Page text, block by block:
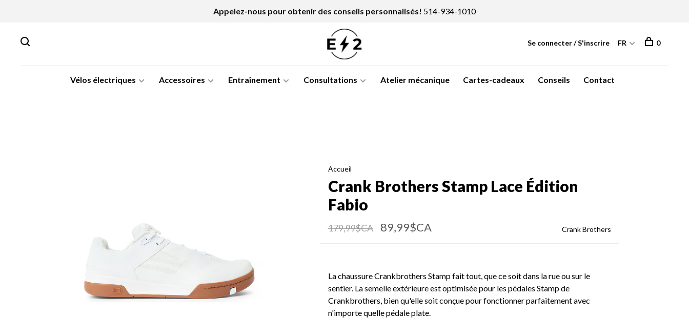
Appelez-nous pour obtenir des conseils personnalisés! 514-934-1010
Vélos électriques Accessoires Entraînement Consultations Atelier mécanique Cartes-cadeaux Conseils Contact
Se connecter / S'inscrire FR 0
Accueil
Crank Brothers Stamp Lace Édition
Fabio
179,99$CA 89,99$CA Crank Brothers
La chaussure Crankbrothers Stamp fait tout, que ce soit dans la rue ou sur le
sentier. La semelle extérieure est optimisée pour les pédales Stamp de
Crankbrothers, bien qu'elle soit conçue pour fonctionner parfaitement avec
n'importe quelle pédale plate.